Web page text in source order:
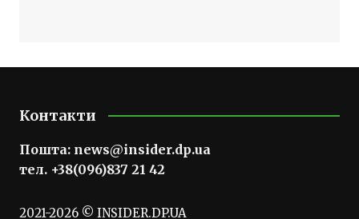
Контакти
Пошта: news@insider.dp.ua
тел. +38(096)837 21 42
2021-2026 © INSIDER.DP.UA